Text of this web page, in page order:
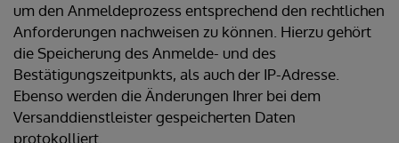
um den Anmeldeprozess entsprechend den rechtlichen
Anforderungen nachweisen zu können. Hierzu gehört
die Speicherung des Anmelde- und des
Bestätigungszeitpunkts, als auch der IP-Adresse.
Ebenso werden die Änderungen Ihrer bei dem
Versanddienstleister gespeicherten Daten
protokolliert.